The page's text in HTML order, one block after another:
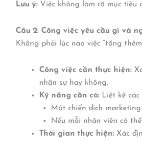
Lưu ý: Việc không làm rõ mục tiêu
Câu 2: Công việc yêu cầu gì và
Không phải lúc nào việc “tăng
Công việc cần thực hiện:
nhân sự hay không.
Kỹ năng cần có: Liệt kê
Một chiến dịch
Nếu mỗi nhân viên có
Thời gian thực hiện: Xác